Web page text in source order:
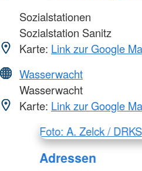
Sozialstationen
Sozialstation Sanitz
Karte: Link zur Google
Wasserwacht
Wasserwacht
Karte: Link zur Google
Foto: A. Zelck / DRKS
Adressen